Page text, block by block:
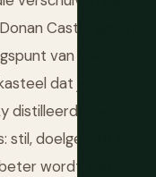
Castle ligt op
van drie
dat je
distilleerderijen
stil, doelgericht en
wordt. Het